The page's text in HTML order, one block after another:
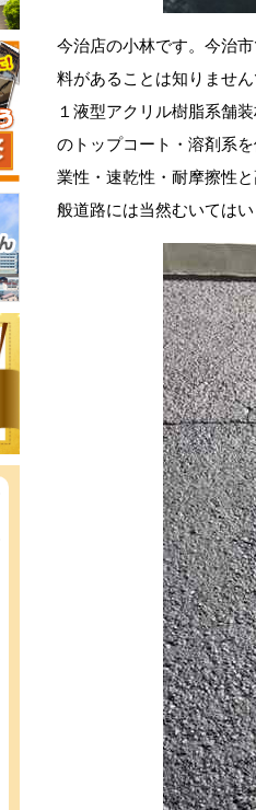
今治店の小林です。今治
料があることは知りませ
１液型アクリル樹脂系舗
のトップコート・溶剤系
業性・速乾性・耐摩擦性
般道路には当然むいてはい